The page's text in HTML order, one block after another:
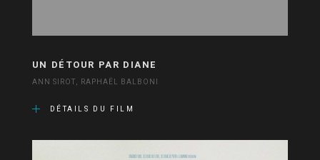
UN DÉTOUR PAR DIANE
ANN SIROT, RAPHAËL BALBONI
DÉTAILS DU FILM